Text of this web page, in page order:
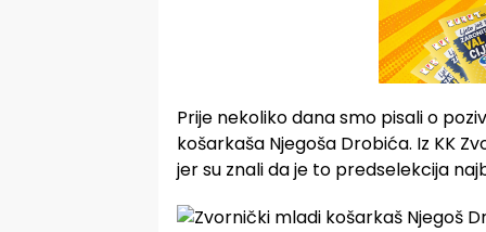
Prije nekoliko dana smo pisali o
košarkaša Njegoša Drobića. Iz KK
jer su znali da je to predselekcija